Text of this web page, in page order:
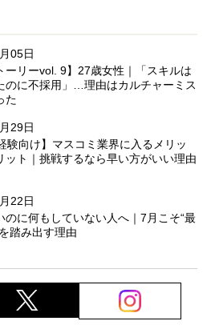
05日
ーリーvol. 9】27歳女性｜「スキルは
のに不採用」…理由はカルチャーミス
た
29日
験向け】マスコミ業界に入るメリッ
ット｜挑戦するなら早い方がいい理由
22日
のに何もしていない人へ｜7月こそ“最
踏み出す理由